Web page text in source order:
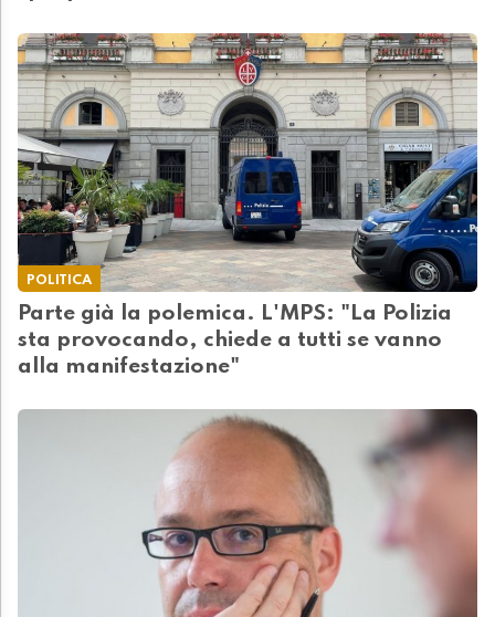
POLITICA
Parte già la polemica. L'MPS: "La Polizia
sta provocando, chiede a tutti se vanno
alla manifestazione"